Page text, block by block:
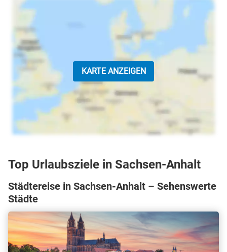
KARTE ANZEIGEN
Top Urlaubsziele in Sachsen-Anhalt
Städtereise in Sachsen-Anhalt – Sehenswerte
Städte